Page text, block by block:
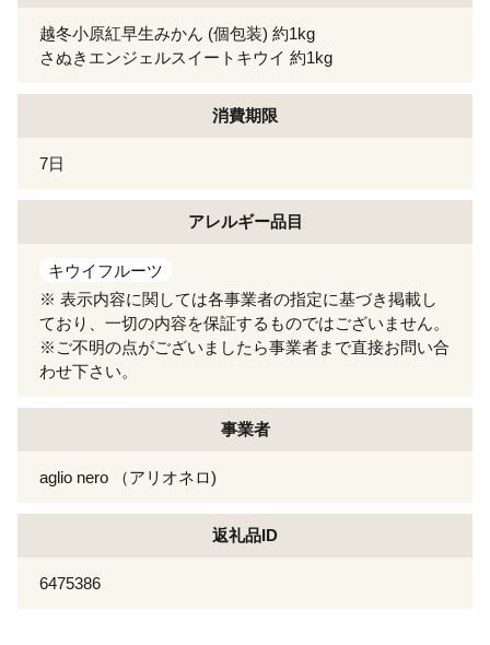
越冬小原紅早生みかん (個包装) 約1kg
さぬきエンジェルスイートキウイ 約1kg
消費期限
7日
アレルギー品目
キウイフルーツ
※ 表示内容に関しては各事業者の指定に基づき掲載し
ており、一切の内容を保証するものではございません。
※ご不明の点がございましたら事業者まで直接お問い合
わせ下さい。
事業者
aglio nero （アリオネロ)
返礼品ID
6475386